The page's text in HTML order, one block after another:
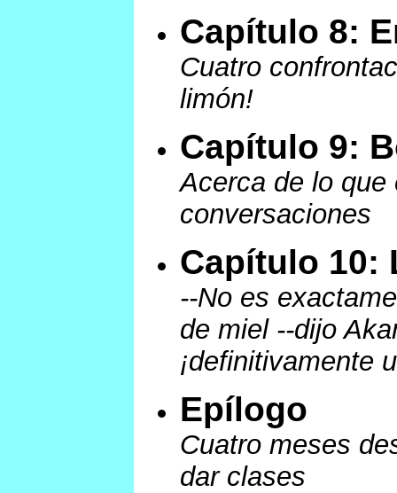
Capítulo 8:
Cuatro
limón!
Capítulo 9:
Acerca de lo
conversaciones
Capítulo 10:
--No es
de miel --dijo
¡definitivamente
Epílogo
Cuatro meses
dar clases